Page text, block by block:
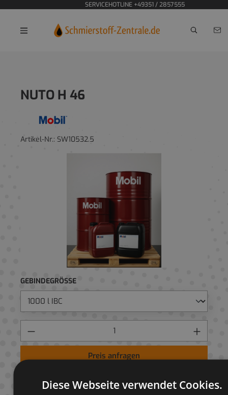
SERVICEHOTLINE +49351 / 2857555
NUTO H 46
Artikel-Nr.: SW10532.5
GEBINDEGRÖSSE
Preis anfragen
AUF ANFRAGELISTE
Diese Webseite verwendet Cookies.